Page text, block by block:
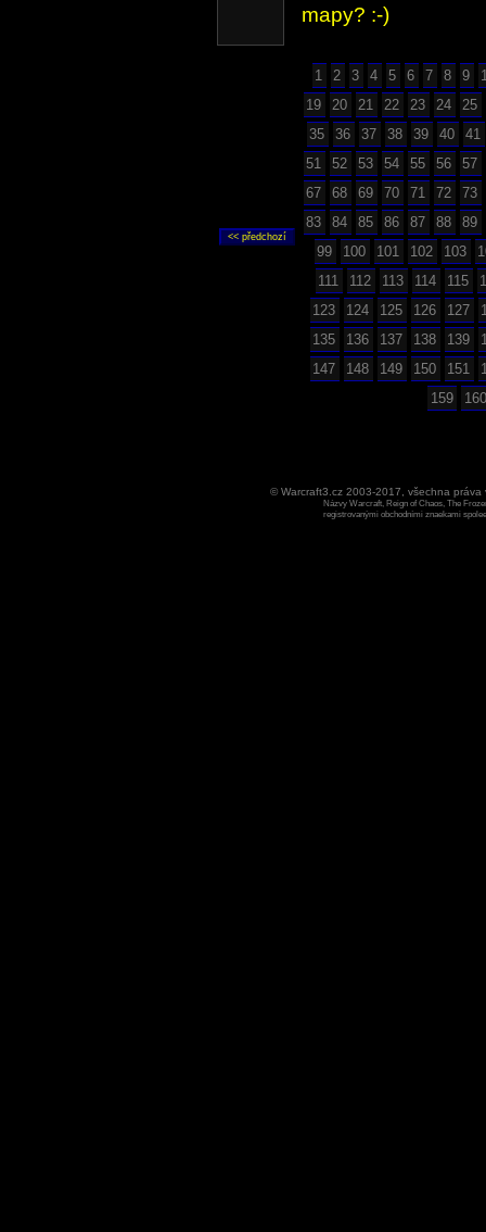
mapy? :-)
1 2 3 4 5 6 7 8 9
19
20 21 22 23 24
25
35
36 37 38 39 40
41
51
52 53 54 55 56
57
67
68 69 70 71 72
73
83
84 85 86 87 88
89
99
100 101 102 103
111
112 113 114 115
123
124 125 126 127
135
136 137 138 139
147
148 149 150 151
159
160
© Warcraft3.cz 2003-2017, všechna
Názvy Warcraft, Reign of Chaos, The
registrovanými obchodními znaekami